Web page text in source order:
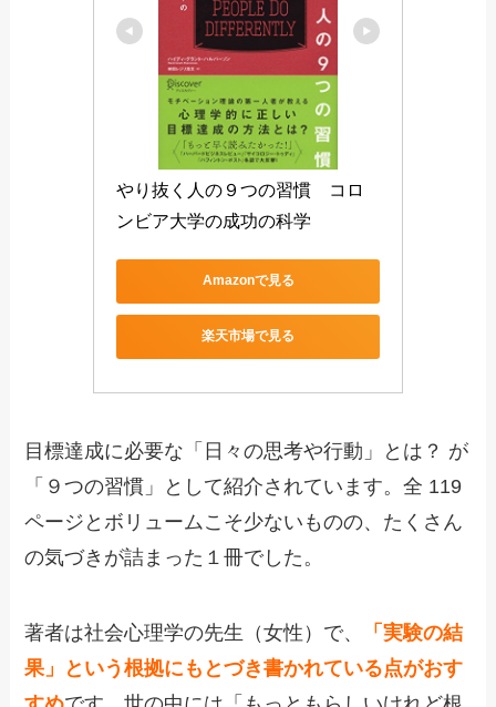
やり抜く人の９つの習慣　コロ
ンビア大学の成功の科学
Amazonで見る
楽天市場で見る
目標達成に必要な「日々の思考や行動」とは？ が
「９つの習慣」として紹介されています。全 119
ページとボリュームこそ少ないものの、たくさん
の気づきが詰まった１冊でした。
著者は社会心理学の先生（女性）で、
「実験の結
果」という根拠にもとづき書かれている点がおす